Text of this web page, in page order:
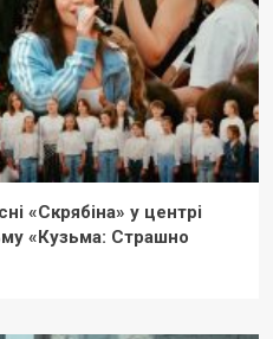
«Скрябіна» у центрі
«Кузьма: Страшно